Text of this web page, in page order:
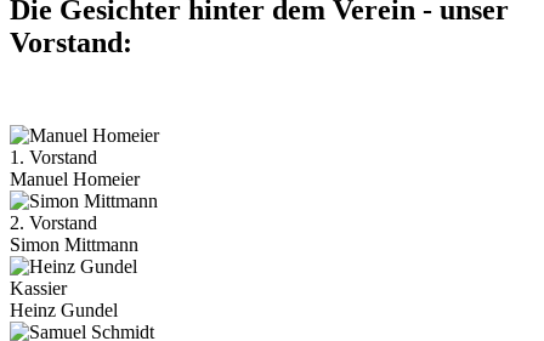
Die Gesichter hinter dem Verein - unser
Vorstand:
1. Vorstand
Manuel Homeier
2. Vorstand
Simon Mittmann
Kassier
Heinz Gundel